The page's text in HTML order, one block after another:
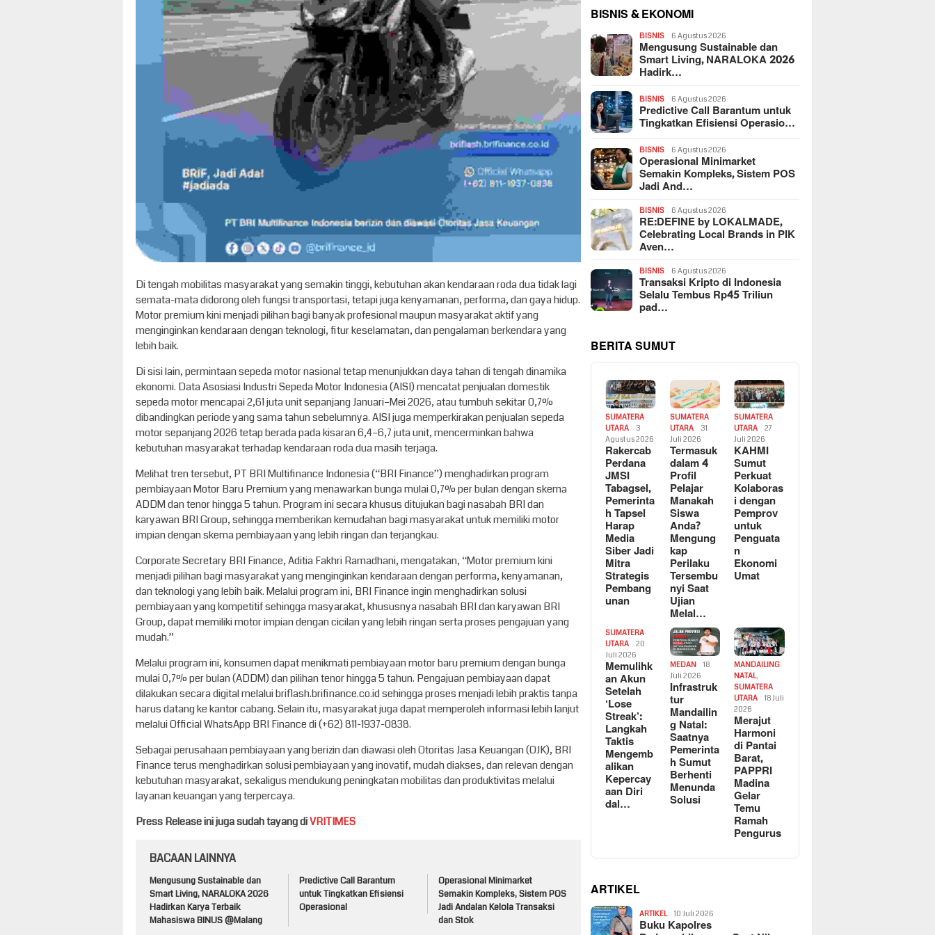
Di tengah mobilitas masyarakat yang semakin tinggi, kebutuhan akan kendaraan roda dua tidak lagi
semata-mata didorong oleh fungsi transportasi, tetapi juga kenyamanan, performa, dan gaya hidup.
Motor premium kini menjadi pilihan bagi banyak profesional maupun masyarakat aktif yang
menginginkan kendaraan dengan teknologi, fitur keselamatan, dan pengalaman berkendara yang
lebih baik.
Di sisi lain, permintaan sepeda motor nasional tetap menunjukkan daya tahan di tengah dinamika
ekonomi. Data Asosiasi Industri Sepeda Motor Indonesia (AISI) mencatat penjualan domestik
sepeda motor mencapai 2,61 juta unit sepanjang Januari–Mei 2026, atau tumbuh sekitar 0,7%
dibandingkan periode yang sama tahun sebelumnya. AISI juga memperkirakan penjualan sepeda
motor sepanjang 2026 tetap berada pada kisaran 6,4–6,7 juta unit, mencerminkan bahwa
kebutuhan masyarakat terhadap kendaraan roda dua masih terjaga.
Melihat tren tersebut, PT BRI Multifinance Indonesia (“BRI Finance”) menghadirkan program
pembiayaan Motor Baru Premium yang menawarkan bunga mulai 0,7% per bulan dengan skema
ADDM dan tenor hingga 5 tahun. Program ini secara khusus ditujukan bagi nasabah BRI dan
karyawan BRI Group, sehingga memberikan kemudahan bagi masyarakat untuk memiliki motor
impian dengan skema pembiayaan yang lebih ringan dan terjangkau.
Corporate Secretary BRI Finance, Aditia Fakhri Ramadhani, mengatakan, “Motor premium kini
menjadi pilihan bagi masyarakat yang menginginkan kendaraan dengan performa, kenyamanan,
dan teknologi yang lebih baik. Melalui program ini, BRI Finance ingin menghadirkan solusi
pembiayaan yang kompetitif sehingga masyarakat, khususnya nasabah BRI dan karyawan BRI
Group, dapat memiliki motor impian dengan cicilan yang lebih ringan serta proses pengajuan yang
mudah.”
Melalui program ini, konsumen dapat menikmati pembiayaan motor baru premium dengan bunga
mulai 0,7% per bulan (ADDM) dan pilihan tenor hingga 5 tahun. Pengajuan pembiayaan dapat
dilakukan secara digital melalui briflash.brifinance.co.id sehingga proses menjadi lebih praktis tanpa
harus datang ke kantor cabang. Selain itu, masyarakat juga dapat memperoleh informasi lebih lanjut
melalui Official WhatsApp BRI Finance di (+62) 811-1937-0838.
Sebagai perusahaan pembiayaan yang berizin dan diawasi oleh Otoritas Jasa Keuangan (OJK), BRI
Finance terus menghadirkan solusi pembiayaan yang inovatif, mudah diakses, dan relevan dengan
kebutuhan masyarakat, sekaligus mendukung peningkatan mobilitas dan produktivitas melalui
layanan keuangan yang terpercaya.
Press Release ini juga sudah tayang diVRITIMES
BACAAN LAINNYA
Mengusung Sustainable dan
Smart Living, NARALOKA 2026
Hadirkan Karya Terbaik
Mahasiswa BINUS @Malang
Predictive Call Barantum
untuk Tingkatkan Efisiensi
Operasional
Operasional Minimarket
Semakin Kompleks, Sistem POS
Jadi Andalan Kelola Transaksi
dan Stok
BISNIS & EKONOMI
BISNIS 6 Agustus 2026
Mengusung Sustainable dan
Smart Living, NARALOKA 2026
Hadirk…
BISNIS 6 Agustus 2026
Predictive Call Barantum untuk
Tingkatkan Efisiensi Operasio…
BISNIS 6 Agustus 2026
Operasional Minimarket
Semakin Kompleks, Sistem POS
Jadi And…
BISNIS 6 Agustus 2026
RE:DEFINE by LOKALMADE,
Celebrating Local Brands in PIK
Aven…
BISNIS 6 Agustus 2026
Transaksi Kripto di Indonesia
Selalu Tembus Rp45 Triliun
pad…
BERITA SUMUT
SUMATERA
UTARA
3
Agustus 2026
Rakercab
Perdana
JMSI
Tabagsel,
Pemerinta
h Tapsel
Harap
Media
Siber Jadi
Mitra
Strategis
Pembang
unan
SUMATERA
UTARA
31
Juli 2026
Termasuk
dalam 4
Profil
Pelajar
Manakah
Siswa
Anda?
Mengung
kap
Perilaku
Tersembu
nyi Saat
Ujian
Melal…
SUMATERA
UTARA
27
Juli 2026
KAHMI
Sumut
Perkuat
Kolaboras
i dengan
Pemprov
untuk
Penguata
n
Ekonomi
Umat
SUMATERA
UTARA
20
Juli 2026
Memulihk
an Akun
Setelah
‘Lose
Streak’:
Langkah
Taktis
Mengemb
alikan
Kepercay
aan Diri
dal…
MEDAN
18
Juli 2026
Infrastruk
tur
Mandailin
g Natal:
Saatnya
Pemerinta
h Sumut
Berhenti
Menunda
Solusi
MANDAILING
NATAL,
SUMATERA
UTARA
18 Juli
2026
Merajut
Harmoni
di Pantai
Barat,
PAPPRI
Madina
Gelar
Temu
Ramah
Pengurus
ARTIKEL
ARTIKEL 10 Juli 2026
Buku Kapolres